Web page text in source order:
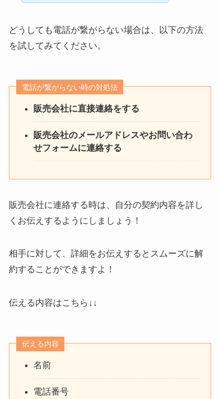
どうしても電話が繋がらない場合は、以下の方法
を試してみてください。
電話が繋がらない時の対処法
販売会社に直接連絡をする
販売会社のメールアドレスやお問い合わ
せフォームに連絡する
販売会社に連絡する時は、自分の契約内容を詳し
くお伝えするようにしましょう！
相手に対して、詳細をお伝えするとスムーズに解
約することができますよ！
伝える内容はこちら↓↓
伝える内容
名前
電話番号